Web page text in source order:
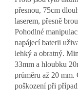
přesnou, 75cm
laserem, přesně
Pohodlné
napájecí baterii
lehký a obratný.
33mm a hloubku
průměru až 20 mm.
poškození při